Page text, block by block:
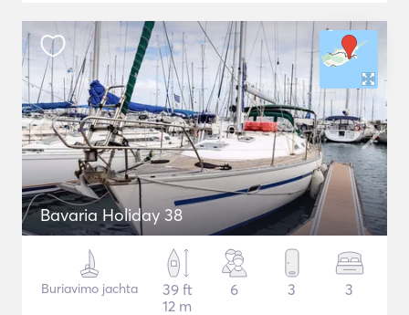
Bavaria Holiday 38
Buriavimo jachta
39 ft
12 m
6 3 3